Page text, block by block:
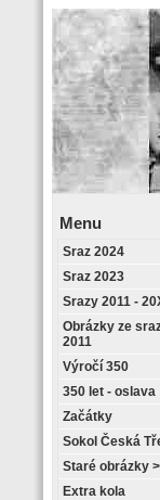
Menu
Sraz 2024
Sraz 2023
Srazy 2011 -
Obrázky ze
2011
Výročí 350
350 let - oslava
Začátky
Sokol Česká
Staré obrázky
Extra kola